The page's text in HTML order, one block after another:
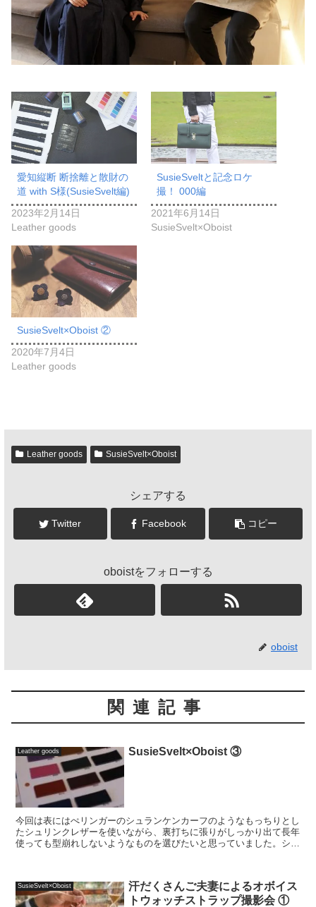
愛知縦断 断捨離と散財の
道 with S様(SusieSvelt編)
2023年2月14日
Leather goods
SusieSveltと記念ロケ
撮！ 000編
2021年6月14日
SusieSvelt×Oboist
SusieSvelt×Oboist ②
2020年7月4日
Leather goods
Leather goods SusieSvelt×Oboist
シェアする
Twitter Facebook コピー
oboistをフォローする
oboist
関連記事
Leather goods SusieSvelt×Oboist ③
今回は表にはぺリンガーのシュランケンカーフのようなもっちりとし
たシュリンクレザーを使いながら、裏打ちに張りがしっかり出て長年
使っても型崩れしないようなものを選びたいと思っていました。シュ
SusieSvelt×Oboist
汗だくさんご夫妻によるオボイス
トウォッチストラップ撮影会 ①